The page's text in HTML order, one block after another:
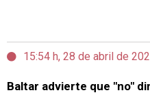
15:54 h, 28 de abril de
Baltar advierte que "no"